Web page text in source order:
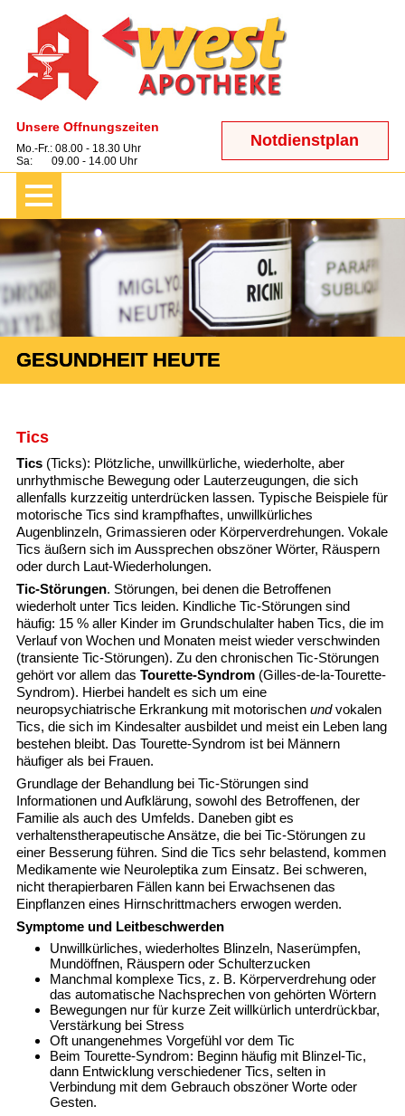
Unsere Öffnungszeiten
Mo.-Fr.: 08.00 - 18.30 Uhr
Sa: 09.00 - 14.00 Uhr
Notdienstplan
GESUNDHEIT HEUTE
Tics
Tics(Ticks): Plötzliche, unwillkürliche, wiederholte, aber
unrhythmische Bewegung oder Lauterzeugungen, die sich
allenfalls kurzzeitig unterdrücken lassen. Typische Beispiele für
motorische Tics sind krampfhaftes, unwillkürliches
Augenblinzeln, Grimassieren oder Körperverdrehungen. Vokale
Tics äußern sich im Aussprechen obszöner Wörter, Räuspern
oder durch Laut-Wiederholungen.
Tic-Störungen. Störungen, bei denen die Betroffenen
wiederholt unter Tics leiden. Kindliche Tic-Störungen sind
häufig: 15 % aller Kinder im Grundschulalter haben Tics, die im
Verlauf von Wochen und Monaten meist wieder verschwinden
(transiente Tic-Störungen). Zu den chronischen Tic-Störungen
gehört vor allem das Tourette-Syndrom(Gilles-de-la-Tourette-
Syndrom). Hierbei handelt es sich um eine
neuropsychiatrische Erkrankung mit motorischen undvokalen
Tics, die sich im Kindesalter ausbildet und meist ein Leben lang
bestehen bleibt. Das Tourette-Syndrom ist bei Männern
häufiger als bei Frauen.
Grundlage der Behandlung bei Tic-Störungen sind
Informationen und Aufklärung, sowohl des Betroffenen, der
Familie als auch des Umfelds. Daneben gibt es
verhaltenstherapeutische Ansätze, die bei Tic-Störungen zu
einer Besserung führen. Sind die Tics sehr belastend, kommen
Medikamente wie Neuroleptika zum Einsatz. Bei schweren,
nicht therapierbaren Fällen kann bei Erwachsenen das
Einpflanzen eines Hirnschrittmachers erwogen werden.
Symptome und Leitbeschwerden
Unwillkürliches, wiederholtes Blinzeln, Naserümpfen,
Mundöffnen, Räuspern oder Schulterzucken
Manchmal komplexe Tics, z. B. Körperverdrehung oder
das automatische Nachsprechen von gehörten Wörtern
Bewegungen nur für kurze Zeit willkürlich unterdrückbar,
Verstärkung bei Stress
Oft unangenehmes Vorgefühl vor dem Tic
Beim Tourette-Syndrom: Beginn häufig mit Blinzel-Tic,
dann Entwicklung verschiedener Tics, selten in
Verbindung mit dem Gebrauch obszöner Worte oder
Gesten.